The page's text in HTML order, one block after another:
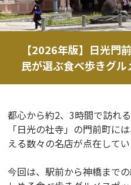
【2026年版】日光門
民が選ぶ食べ歩きグル
都心から約2、3時間で訪れ
「日光の社寺」の門前町に
える数々の名店が点在してい
今回は、駅前から神橋まで